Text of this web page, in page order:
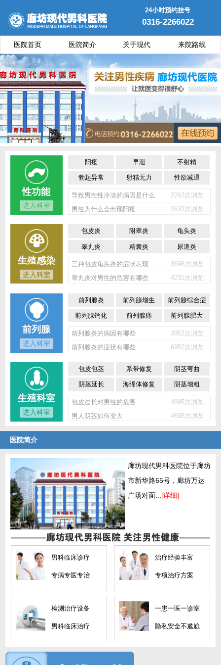
24小时预约挂号
0316-2266022
医院首页 医院简介 关于现代 来院路线
性功能
进入科室
阳痿 早泄 不射精
勃起异常 射精无力 性欲减退
导致男性性冷淡的病因是什么
2263次浏览
男性为什么会出现阳痿
2632次浏览
生殖感染
进入科室
包皮炎 附睾炎 龟头炎
睾丸炎 精囊炎 尿道炎
三种包皮龟头炎的症状表现
3696次浏览
睾丸炎对男性的危害有哪些
4231次浏览
前列腺
进入科室
前列腺炎 前列腺增生 前列腺综合症
前列腺钙化 前列腺痛 前列腺肥大
前列腺炎的病因有哪些
3952次浏览
前列腺炎的症状有哪些
6952次浏览
生殖科室
进入科室
包皮包茎 系带修复 阴茎弯曲
阴茎延长 海绵体修复 阴茎增粗
包皮过长对男性的危害
4895次浏览
男人阴茎如何变大
4695次浏览
医院简介
廊坊现代男科医院位于廊坊
市新华路65号，廊坊万达
广场对面... [详细]
男科临床诊疗
专病专医专治
治疗经验丰富
专项治疗方案
检测治疗设备
男科临床治疗
一患一医一诊室
隐私安全不尴尬